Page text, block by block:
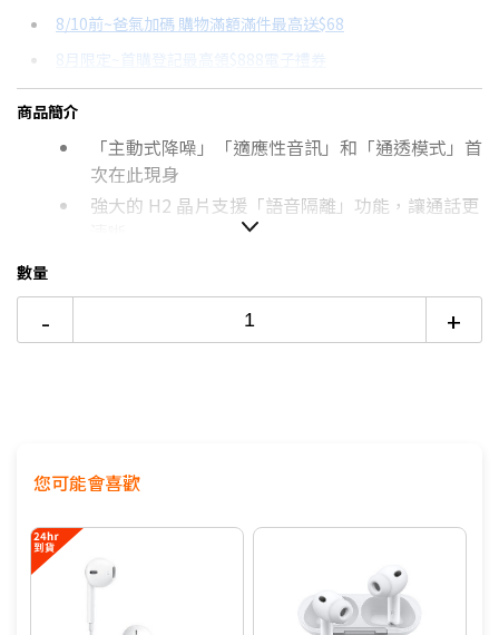
分期數
12期
24期
每期金額
$228
配合銀行/業者
18家銀行/業者
18家銀行/業者
8/10前~爸氣加碼 購物滿額滿件最高送$68
8月限定~首購登記最高領$888電子禮券
台灣大哥大Open Possible聯名卡滿額最高回饋25%
更多信用卡分期0利率滿額享回饋
AirPods 4 開箱→點我看達人教你買
主動式降噪藍牙耳機推薦→點我看達人教你買
商品簡介
「主動式降噪」「適應性音訊」和「通透模式」首
次在此現身
強大的 H2 晶片支援「語音隔離」功能，讓通話更
音圍繞著你
數量
- +
您可能會喜歡